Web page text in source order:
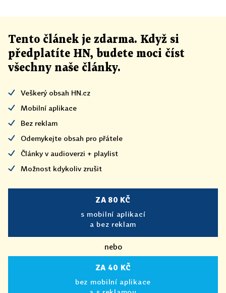
Tento článek je zdarma. Když si
předplatíte HN, budete moci číst
všechny naše články.
Veškerý obsah HN.cz
Mobilní aplikace
Bez reklam
Odemykejte obsah pro přátele
Články v audioverzi + playlist
Možnost kdykoliv zrušit
ZA 80 KČ
s mobilní aplikací
a bez reklam
nebo
ZA 40 KČ
bez mobilní aplikace